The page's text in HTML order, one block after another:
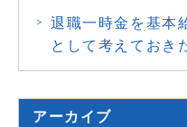
退職一時金を基本
として考えておき
アーカイブ